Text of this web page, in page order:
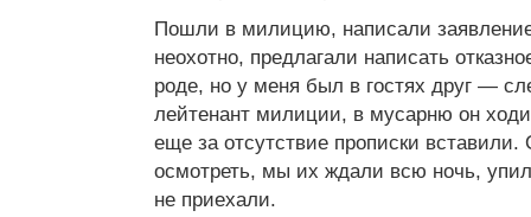
Пошли в милицию, написали
неохотно, предлагали написать
роде, но у меня был в гостях друг —
лейтенант милиции, в мусарню он
еще за отсутствие прописки
осмотреть, мы их ждали всю ночь,
не приехали.